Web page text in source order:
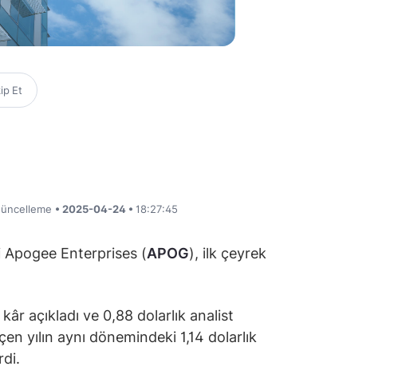
Et
• 2025-04-24 • 18:27:45
Enterprises (APOG), ilk çeyrek
açıkladı ve 0,88 dolarlık analist
yılın aynı dönemindeki 1,14 dolarlık